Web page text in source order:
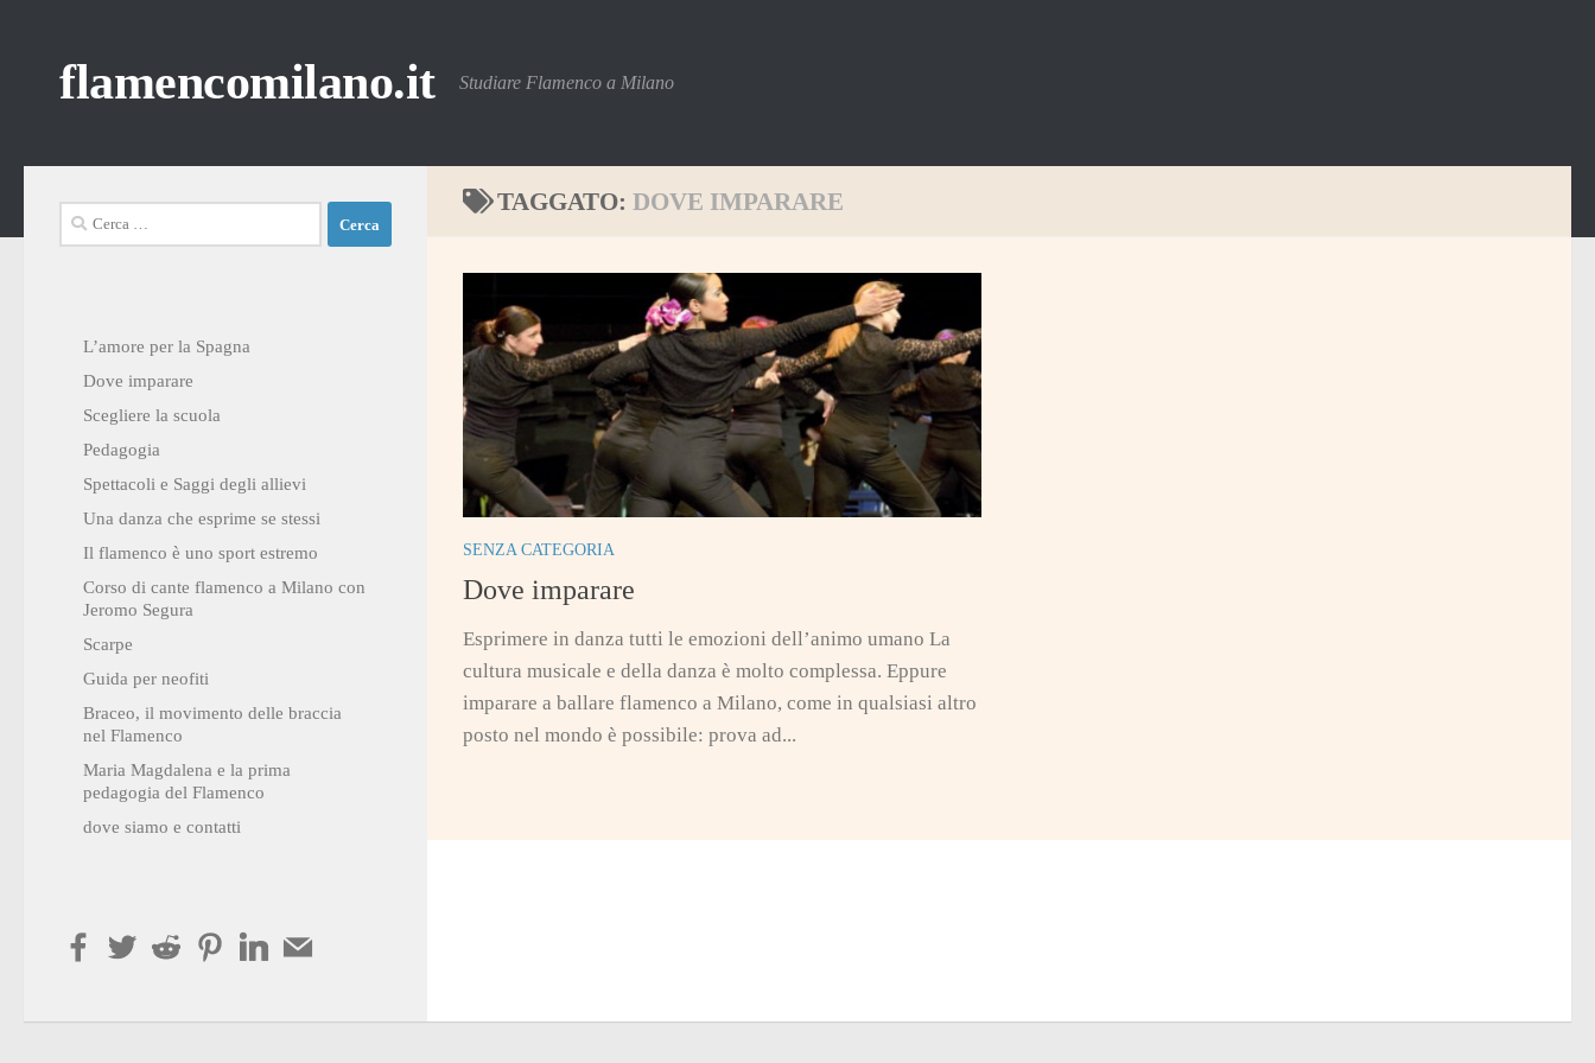
flamencomilano.it Studiare Flamenco a Milano
TAGGATO: DOVE IMPARARE
SENZA CATEGORIA
Dove imparare
Esprimere in danza tutti le emozioni dell’animo umano La
cultura musicale e della danza è molto complessa. Eppure
imparare a ballare flamenco a Milano, come in qualsiasi altro
posto nel mondo è possibile: prova ad...
Ricerca
per:
L’amore per la Spagna
Dove imparare
Scegliere la scuola
Pedagogia
Spettacoli e Saggi degli allievi
Una danza che esprime se stessi
Il flamenco è uno sport estremo
Corso di cante flamenco a Milano con
Jeromo Segura
Scarpe
Guida per neofiti
Braceo, il movimento delle braccia
nel Flamenco
Maria Magdalena e la prima
pedagogia del Flamenco
dove siamo e contatti